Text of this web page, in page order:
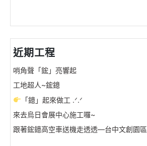
近期工程
哨角聲「鋐」亮響起
工地超人~鋐鐿
「鐿」起來做工 .ᐟ.ᐟ
來去烏日會展中心施工囉~
跟著鋐鐿高空車送機走透透—台中文創園區